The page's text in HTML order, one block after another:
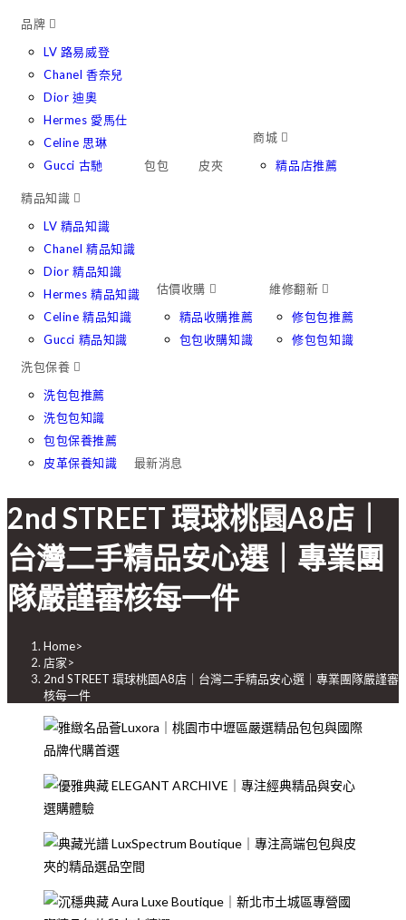
Skip品牌
LV 路易威登
Chanel 香奈兒
Dior 迪奧
Hermes 愛馬仕
Celine 思琳
Gucci 古馳
包包 皮夾
商城
精品店推薦
精品知識
LV 精品知識
Chanel 精品知識
Dior 精品知識
Hermes 精品知識
Celine 精品知識
Gucci 精品知識
估價收購
精品收購推薦
包包收購知識
維修翻新
修包包推薦
修包包知識
洗包保養
洗包包推薦
洗包包知識
包包保養推薦
皮革保養知識
最新消息
2nd STREET 環球桃園A8店｜
台灣二手精品安心選｜專業團
隊嚴謹審核每一件
Home>
店家>
2nd STREET 環球桃園A8店｜台灣二手精品安心選｜專業團隊嚴謹審
核每一件